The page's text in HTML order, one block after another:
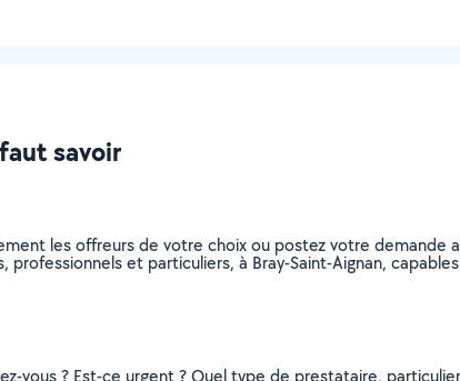
savoir
les offreurs de votre choix ou postez votre
et particuliers, à Bray-Saint-Aignan,
vous ? Est-ce urgent ? Quel type de prestataire,